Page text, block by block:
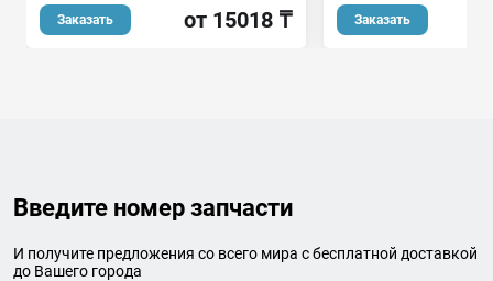
Заказать от 15018 ₸ Заказать
Введите номер запчасти
И получите предложения со всего мира с бесплатной доставкой
до Вашего города